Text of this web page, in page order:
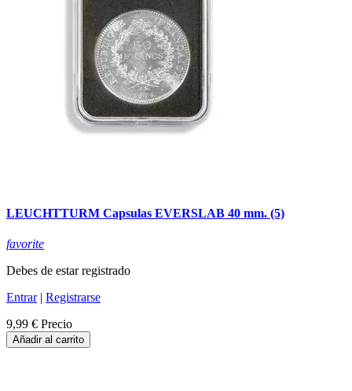
LEUCHTTURM Capsulas EVERSLAB 40 mm. (5)
favorite
Debes de estar registrado
Entrar| Registrarse
9,99 € Precio
Añadir al carrito